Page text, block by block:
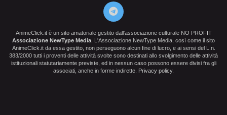
AnimeClick.it è un sito amatoriale gestito dall'associazione culturale NO PROFIT
Associazione NewType Media . L'Associazione NewType Media, così come il sito
AnimeClick.it da essa gestito, non perseguono alcun fine di lucro, e ai sensi del L.n.
383/2000 tutti i proventi delle attività svolte sono destinati allo svolgimento delle attività
istituzionali statutariamente previste, ed in nessun caso possono essere divisi fra gli
associati, anche in forme indirette. Privacy policy.